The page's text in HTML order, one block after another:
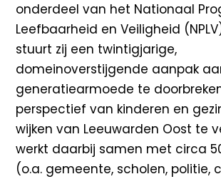
onderdeel van het Nationaal
Leefbaarheid en Veiligheid
stuurt zij een twintigjarige,
domeinoverstijgende aanpak
generatiearmoede te
perspectief van kinderen en
wijken van Leeuwarden Oost te
werkt daarbij samen met circa
(o.a. gemeente, scholen, politie,